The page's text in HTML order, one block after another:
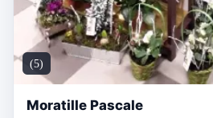
(5)
Moratille Pascale